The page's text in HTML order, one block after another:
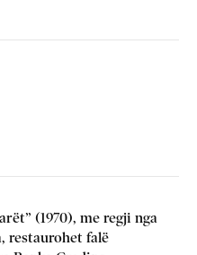
(1970), me regji nga
restaurohet falë